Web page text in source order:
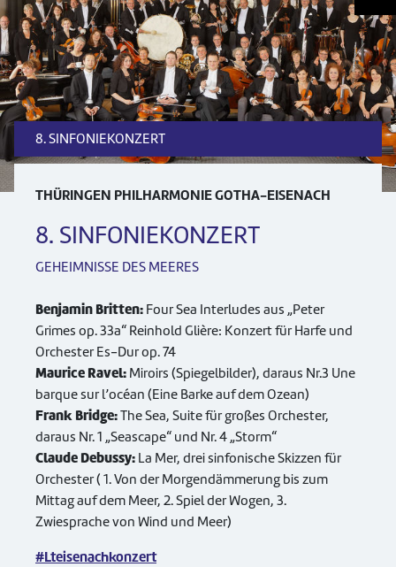
8. SINFONIEKONZERT
THÜRINGEN PHILHARMONIE GOTHA-EISENACH
8. SINFONIEKONZERT
GEHEIMNISSE DES MEERES
Benjamin Britten: Four Sea Interludes aus „Peter
Grimes op. 33a“ Reinhold Glière: Konzert für Harfe und
Orchester Es-Dur op. 74
Maurice Ravel: Miroirs (Spiegelbilder), daraus Nr.3 Une
barque sur l’océan (Eine Barke auf dem Ozean)
Frank Bridge:The Sea, Suite für großes Orchester,
daraus Nr. 1 „Seascape“ und Nr. 4 „Storm“
Claude Debussy: La Mer, drei sinfonische Skizzen für
Orchester ( 1. Von der Morgendämmerung bis zum
Mittag auf dem Meer, 2. Spiel der Wogen, 3.
Zwiesprache von Wind und Meer)
#Lteisenachkonzert